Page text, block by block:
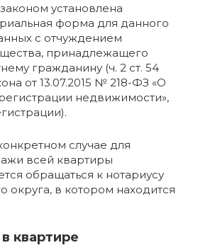
установлена
форма для данного
с отчуждением
принадлежащего
гражданину (ч. 2 ст. 54
от 13.07.2015 № 218-ФЗ «О
недвижимости»,
случае для
всей квартиры
обращаться к нотариусу
округа, в котором находится
квартире